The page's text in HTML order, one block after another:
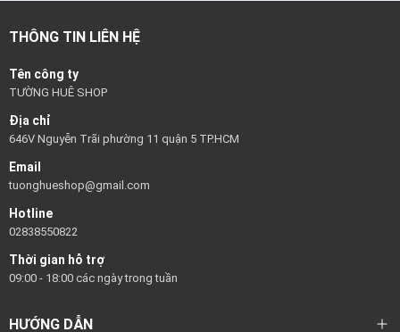
THÔNG TIN LIÊN HỆ
Tên công ty
TƯỜNG HUÊ SHOP
Địa chỉ
646V Nguyễn Trãi phường 11 quận 5 TP.HCM
Email
tuonghueshop@gmail.com
Hotline
02838550822
Thời gian hỗ trợ
09:00 - 18:00 các ngày trong tuần
HƯỚNG DẪN